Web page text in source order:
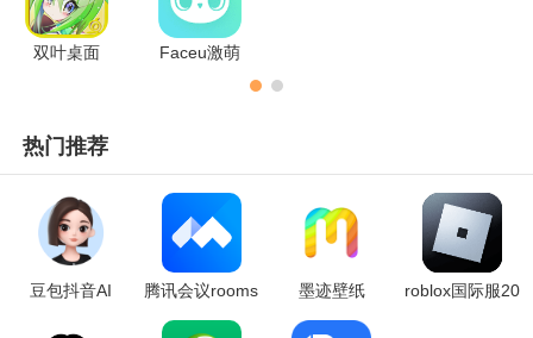
双叶桌面 Faceu激萌
热门推荐
豆包抖音AI
腾讯会议rooms
(Tencent Meeti
墨迹壁纸
roblox国际服20